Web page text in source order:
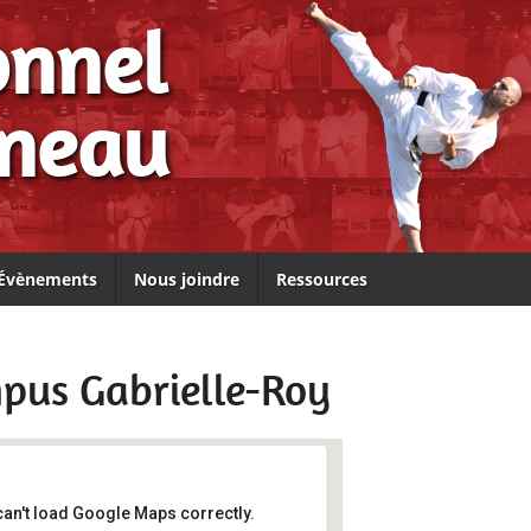
Nous joindre Ressources
Gabrielle-Roy
load Google Maps correctly.